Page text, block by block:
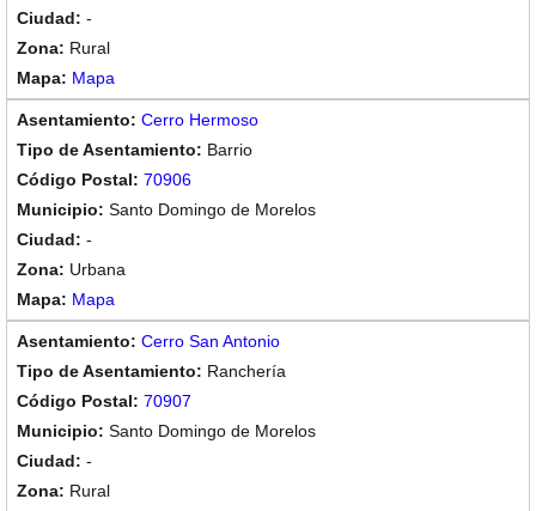
-
Rural
Mapa
Cerro Hermoso
Barrio
70906
Santo Domingo de Morelos
-
Urbana
Mapa
Cerro San Antonio
Ranchería
70907
Santo Domingo de Morelos
-
Rural